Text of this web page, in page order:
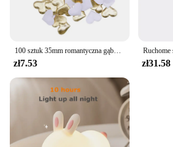
100 sztuk 35mm romantyczna gąbka satynowa tkanina płatki serca ślubne konfetti stół łóżko płatki serca ślubna dekoracja walentynkowa
zł7.53 zł31.58